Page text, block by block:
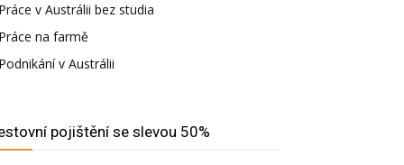
Práce v Austrálii bez studia
Práce na farmě
Podnikání v Austrálii
pojištění se slevou 50%